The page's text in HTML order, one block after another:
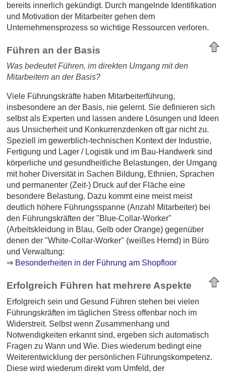
bereits innerlich gekündigt. Durch mangelnde Identifikation
und Motivation der Mitarbeiter gehen dem
Unternehmensprozess so wichtige Ressourcen verloren.
Führen an der Basis
Was bedeutet Führen, im direkten Umgang mit den
Mitarbeitern an der Basis?
Viele Führungskräfte haben Mitarbeiterführung,
insbesondere an der Basis, nie gelernt. Sie definieren sich
selbst als Experten und lassen andere Lösungen und Ideen
aus Unsicherheit und Konkurrenzdenken oft gar nicht zu.
Speziell im gewerblich-technischen Kontext der Industrie,
Fertigung und Lager / Logistik und im Bau-Handwerk sind
körperliche und gesundheitliche Belastungen, der Umgang
mit hoher Diversität in Sachen Bildung, Ethnien, Sprachen
und permanenter (Zeit-) Druck auf der Fläche eine
besondere Belastung. Dazu kommt eine meist meist
deutlich höhere Führungsspanne (Anzahl Mitarbeiter) bei
den Führungskräften der "Blue-Collar-Worker"
(Arbeitskleidung in Blau, Gelb oder Orange) gegenüber
denen der "White-Collar-Worker" (weißes Hemd) in Büro
und Verwaltung:
⇒ Besonderheiten in der Führung am Shopfloor
Erfolgreich Führen hat mehrere Aspekte
Erfolgreich sein und Gesund Führen stehen bei vielen
Führungskräften im täglichen Stress offenbar noch im
Widerstreit. Selbst wenn Zusammenhang und
Notwendigkeiten erkannt sind, ergeben sich automatisch
Fragen zu Wann und Wie. Dies wiederum bedingt eine
Weiterentwicklung der persönlichen Führungskompetenz.
Diese wird wiederum direkt vom Umfeld, der